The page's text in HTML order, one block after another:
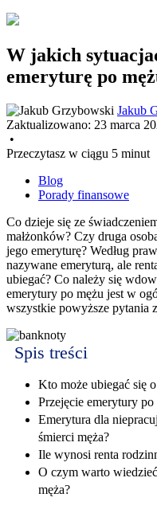
W jakich
emeryturę po
Jakub
Zaktualizowano: 23 marca
•
Przeczytasz w ciągu 5 minut
Blog
Porady finansowe
Co dzieje się ze
małżonków? Czy druga
jego emeryturę? Według
nazywane emeryturą, ale
ubiegać? Co należy się
emerytury po mężu jest w
wszystkie powyższe pytania
Spis treści
Kto może ubiegać się
Przejęcie emerytury
Emerytura dla
śmierci męża?
Ile wynosi renta
O czym warto
męża?